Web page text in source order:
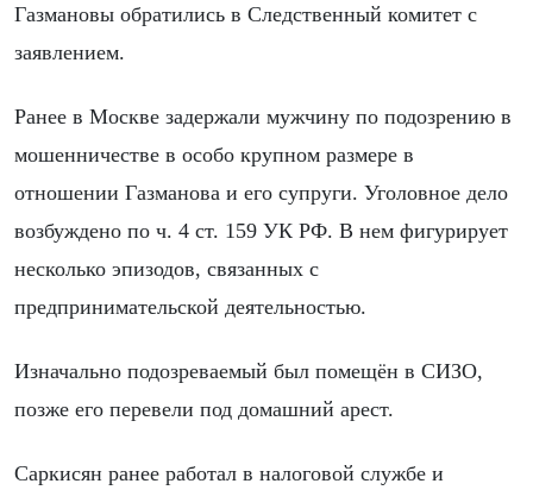
Газмановы обратились в Следственный комитет с
заявлением.
Ранее в Москве задержали мужчину по подозрению в
мошенничестве в особо крупном размере в
отношении Газманова и его супруги. Уголовное дело
возбуждено по ч. 4 ст. 159 УК РФ. В нем фигурирует
несколько эпизодов, связанных с
предпринимательской деятельностью.
Изначально подозреваемый был помещён в СИЗО,
позже его перевели под домашний арест.
Саркисян ранее работал в налоговой службе и